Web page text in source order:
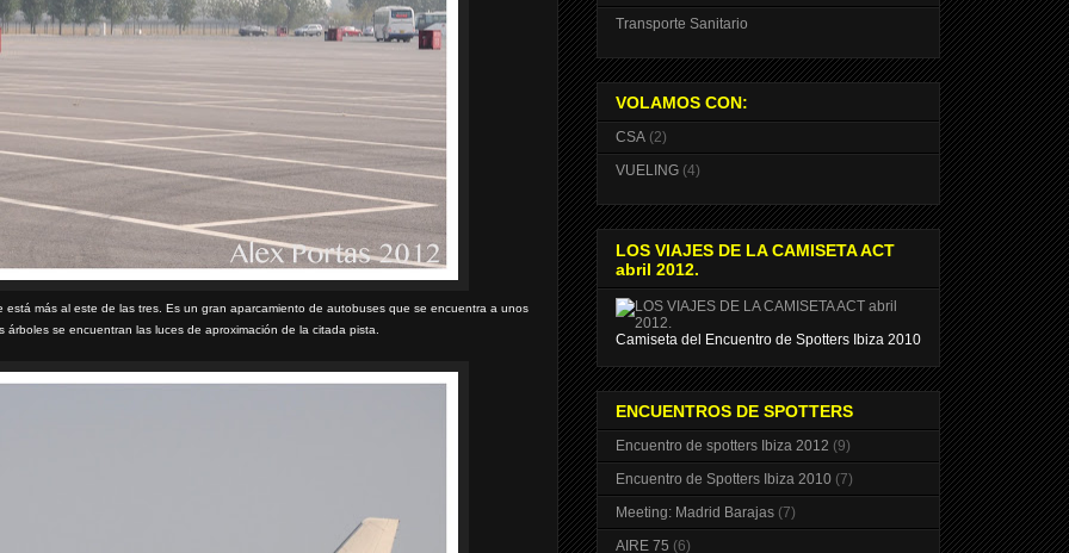
más al este de las tres. Es un gran aparcamiento de autobuses que se encuentra a unos
se encuentran las luces de aproximación de la citada pista.
Transporte Sanitario
VOLAMOS CON:
CSA (2)
VUELING (4)
LOS VIAJES DE LA CAMISETA ACT
abril 2012.
Camiseta del Encuentro de Spotters Ibiza 2010
ENCUENTROS DE SPOTTERS
Encuentro de spotters Ibiza 2012 (9)
Encuentro de Spotters Ibiza 2010 (7)
Meeting: Madrid Barajas (7)
AIRE 75 (6)